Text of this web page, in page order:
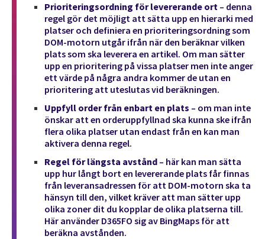
Prioriteringsordning för levererande ort – denna
regel gör det möjligt att sätta upp en hierarki med
platser och definiera en prioriteringsordning som
DOM-motorn utgår ifrån när den beräknar vilken
plats som ska leverera en artikel. Om man sätter
upp en prioritering på vissa platser men inte anger
ett värde på några andra kommer de utan en
prioritering att uteslutas vid beräkningen.
Uppfyll order från enbart en plats – om man inte
önskar att en orderuppfyllnad ska kunna ske ifrån
flera olika platser utan endast från en kan man
aktivera denna regel.
Regel för längsta avstånd – här kan man sätta
upp hur långt bort en levererande plats får finnas
från leveransadressen för att DOM-motorn ska ta
hänsyn till den, vilket kräver att man sätter upp
olika zoner dit du kopplar de olika platserna till.
Här använder D365FO sig av BingMaps för att
beräkna avstånden.